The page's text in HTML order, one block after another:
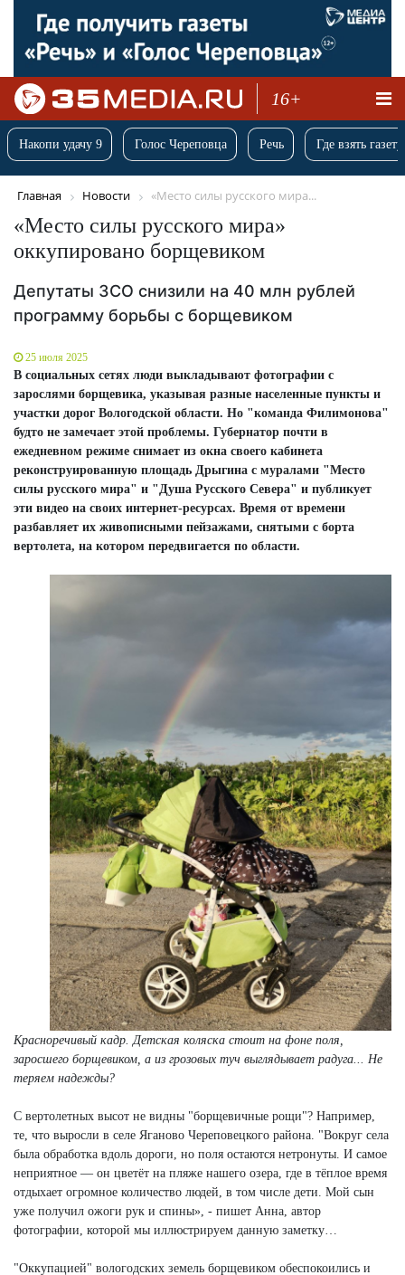
16+
Накопи удачу 9 Голос Череповца Речь Где взять
Главная Новости «Место силы русского мира...
«Место силы русского мира»
оккупировано борщевиком
Депутаты ЗСО снизили на 40 млн рублей
программу борьбы с борщевиком
25 июля 2025
В социальных сетях люди выкладывают фотографии с
зарослями борщевика, указывая разные населенные пункты и
участки дорог Вологодской области. Но "команда Филимонова"
будто не замечает этой проблемы. Губернатор почти в
ежедневном режиме снимает из окна своего кабинета
реконструированную площадь Дрыгина с муралами "Место
силы русского мира" и "Душа Русского Севера" и публикует
эти видео на своих интернет-ресурсах. Время от времени
разбавляет их живописными пейзажами, снятыми с борта
вертолета, на котором передвигается по области.
Красноречивый кадр. Детская коляска стоит на фоне поля,
заросшего борщевиком, а из грозовых туч выглядывает радуга... Не
теряем надежды?
С вертолетных высот не видны "борщевичные рощи"? Например,
те, что выросли в селе Яганово Череповецкого района. "Вокруг села
была обработка вдоль дороги, но поля остаются нетронуты. И самое
неприятное — он цветёт на пляже нашего озера, где в тёплое время
отдыхает огромное количество людей, в том числе дети. Мой сын
уже получил ожоги рук и спины», - пишет Анна, автор
фотографии, которой мы иллюстрируем данную заметку…
"Оккупацией" вологодских земель борщевиком обеспокоились и